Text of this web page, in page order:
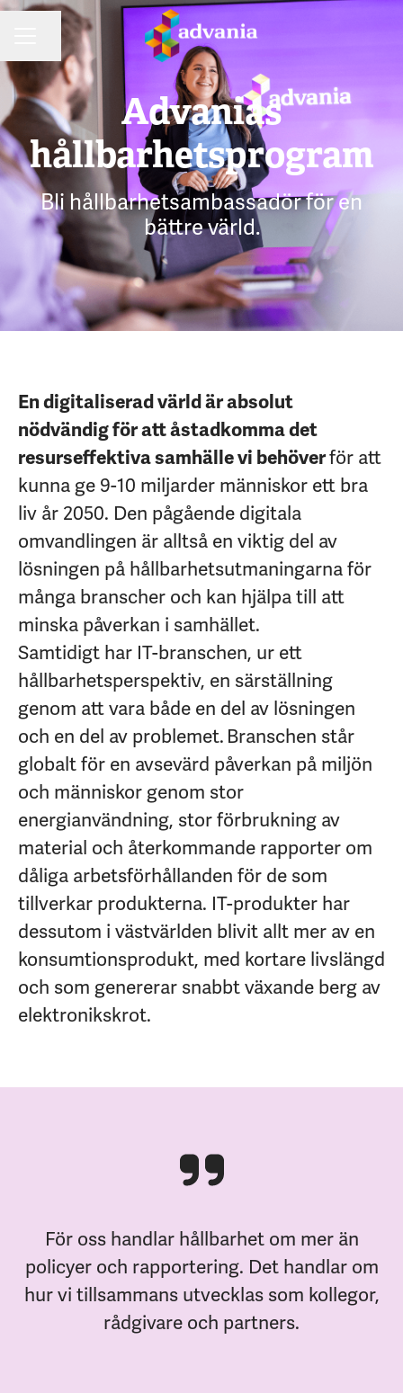
KARRIÄRMENY
Dela sidan
Advanias
hållbarhetsprogram
Bli hållbarhetsambassadör för en
bättre värld.
En digitaliserad värld är absolut
nödvändig för att åstadkomma det
resurseffektiva samhälle vi behöverför att
kunna ge 9-10 miljarder människor ett bra
liv år 2050. Den pågående digitala
omvandlingen är alltså en viktig del av
lösningen på hållbarhetsutmaningarna för
många branscher och kan hjälpa till att
minska påverkan i samhället.
Samtidigt har IT-branschen, ur ett
hållbarhetsperspektiv, en särställning
genom att vara både en del av lösningen
och en del av problemet. Branschen står
globalt för en avsevärd påverkan på miljön
och människor genom stor
energianvändning, stor förbrukning av
material och återkommande rapporter om
dåliga arbetsförhållanden för de som
tillverkar produkterna. IT-produkter har
dessutom i västvärlden blivit allt mer av en
konsumtionsprodukt, med kortare livslängd
och som genererar snabbt växande berg av
elektronikskrot.
För oss handlar hållbarhet om mer än
policyer och rapportering. Det handlar om
hur vi tillsammans utvecklas som kollegor,
rådgivare och partners.